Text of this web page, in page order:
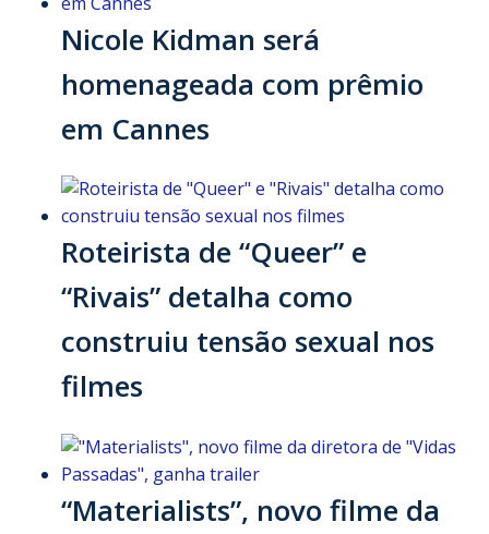
Nicole Kidman será
homenageada com prêmio
em Cannes
Roteirista de “Queer” e
“Rivais” detalha como
construiu tensão sexual nos
filmes
“Materialists”, novo filme da